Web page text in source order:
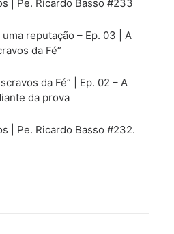
| Pe. Ricardo Basso #233
reputação – Ep. 03 | A
da Fé”
da Fé” | Ep. 02 – A
da prova
| Pe. Ricardo Basso #232.